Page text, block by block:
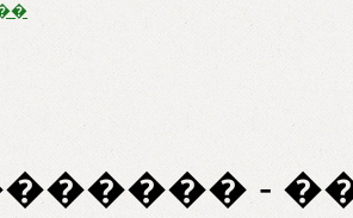
-